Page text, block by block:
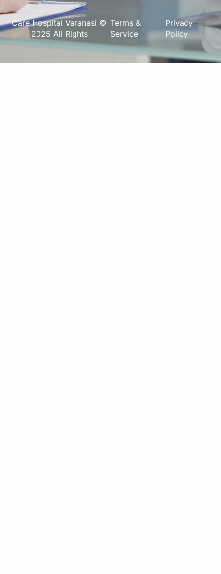
Care Hospital Varanasi ©
2025 All Rights
Terms &
Service
Privacy
Policy